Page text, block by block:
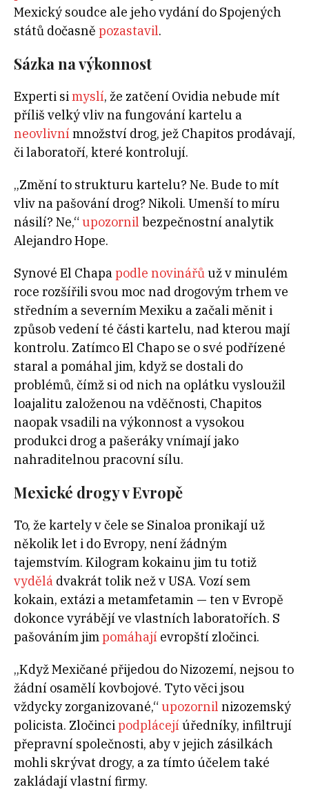
Mexický soudce ale jeho vydání do Spojených
států dočasně pozastavil.
Sázka na výkonnost
Experti simyslí, že zatčení Ovidia nebude mít
příliš velký vliv na fungování kartelu a
neovlivní množství drog, jež Chapitos prodávají,
či laboratoří, které kontrolují.
„Změní to strukturu kartelu? Ne. Bude to mít
vliv na pašování drog? Nikoli. Umenší to míru
násilí? Ne,“upozornil bezpečnostní analytik
Alejandro Hope.
Synové El Chapapodle novinářůuž v minulém
roce rozšířili svou moc nad drogovým trhem ve
středním a severním Mexiku a začali měnit i
způsob vedení té části kartelu, nad kterou mají
kontrolu. Zatímco El Chapo se o své podřízené
staral a pomáhal jim, když se dostali do
problémů, čímž si od nich na oplátku vysloužil
loajalitu založenou na vděčnosti, Chapitos
naopak vsadili na výkonnost a vysokou
produkci drog a pašeráky vnímají jako
nahraditelnou pracovní sílu.
Mexické drogy v Evropě
To, že kartely v čele se Sinaloa pronikají už
několik let i do Evropy, není žádným
tajemstvím. Kilogram kokainu jim tu totiž
vydělá dvakrát tolik než v USA. Vozí sem
kokain, extázi a metamfetamin — ten v Evropě
dokonce vyrábějí ve vlastních laboratořích. S
pašováním jimpomáhají evropští zločinci.
„Když Mexičané přijedou do Nizozemí, nejsou to
žádní osamělí kovbojové. Tyto věci jsou
vždycky zorganizované,“upozornil nizozemský
policista. Zločincipodplácejí úředníky, infiltrují
přepravní společnosti, aby v jejich zásilkách
mohli skrývat drogy, a za tímto účelem také
zakládají vlastní firmy.